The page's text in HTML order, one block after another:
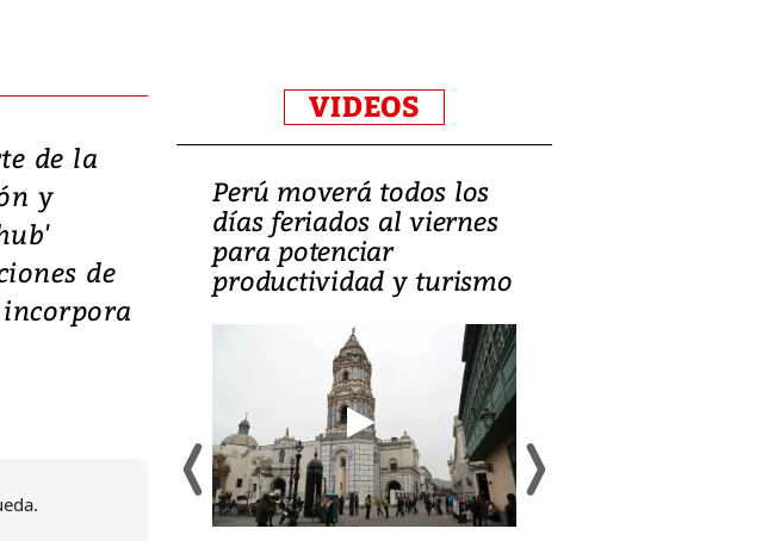
de la
y
de
VIDEOS
su
y
Perú moverá todos los
días feriados al viernes
para potenciar
productividad y turismo